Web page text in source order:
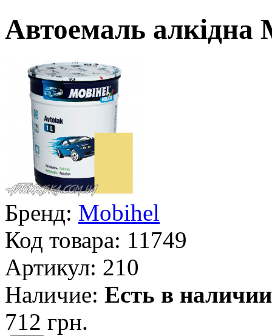
Автоемаль
Бренд: Mobihel
Код товара: 11749
Артикул: 210
Наличие: Есть в наличии
712 грн.